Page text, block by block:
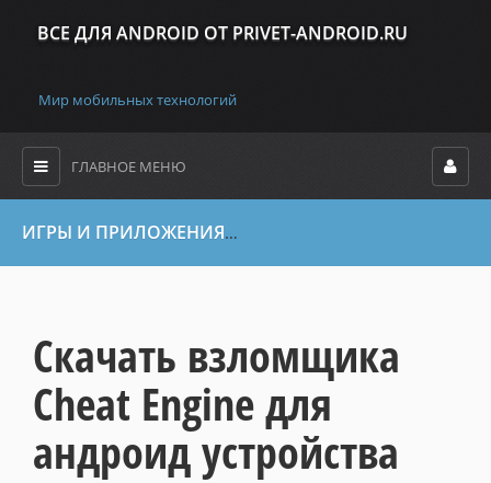
ВСЕ ДЛЯ ANDROID ОТ PRIVET-ANDROID.RU
Мир мобильных технологий
ГЛАВНОЕ МЕНЮ
ИГРЫ И ПРИЛОЖЕНИЯ
Скачать взломщика
Cheat Engine для
андроид устройства